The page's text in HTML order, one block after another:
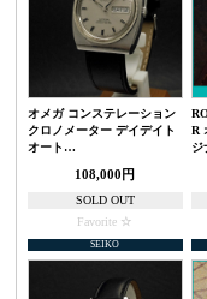
オメガ コンステレーション
クロノメーター デイデイト
オート…
108,000円
SOLD OUT
Favorite
R
ジ
SEIKO